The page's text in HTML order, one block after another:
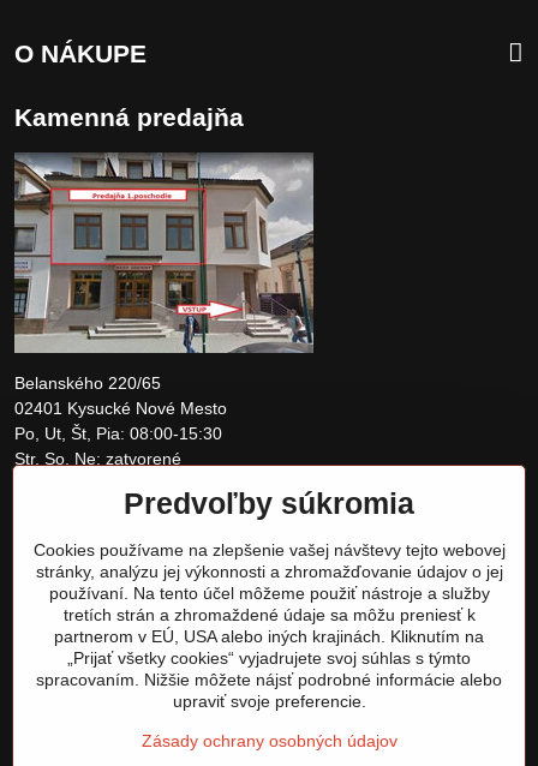
O NÁKUPE
Kamenná predajňa
Belanského 220/65
02401 Kysucké Nové Mesto
Po, Ut, Št, Pia: 08:00-15:30
Str, So, Ne: zatvorené
obchod@tomshardware.sk
Predvoľby súkromia
Cookies používame na zlepšenie vašej návštevy tejto webovej
stránky, analýzu jej výkonnosti a zhromažďovanie údajov o jej
používaní. Na tento účel môžeme použiť nástroje a služby
tretích strán a zhromaždené údaje sa môžu preniesť k
partnerom v EÚ, USA alebo iných krajinách. Kliknutím na
„Prijať všetky cookies“ vyjadrujete svoj súhlas s týmto
spracovaním. Nižšie môžete nájsť podrobné informácie alebo
upraviť svoje preferencie.
Zásady ochrany osobných údajov